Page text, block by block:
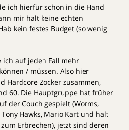
ich hierfür schon in die Hand
mir halt keine echten
kein festes Budget (so wenig
ich auf jeden Fall mehr
/ müssen. Also hier
Hardcore Zocker zusammen,
60. Die Hauptgruppe hat früher
der Couch gespielt (Worms,
Tony Hawks, Mario Kart und halt
Erbrechen), jetzt sind deren